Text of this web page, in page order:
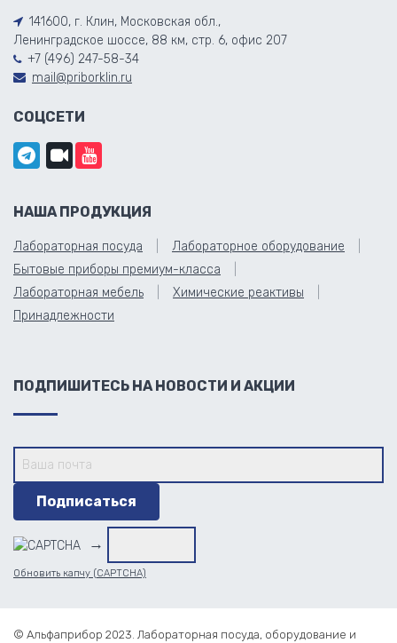
141600, г. Клин, Московская обл.,
Ленинградское шоссе, 88 км, стр. 6, офис 207
+7 (496) 247-58-34
mail@priborklin.ru
СОЦСЕТИ
НАША ПРОДУКЦИЯ
Лабораторная посуда
Лабораторное оборудование
Бытовые приборы премиум-класса
Лабораторная мебель
Химические реактивы
Принадлежности
ПОДПИШИТЕСЬ НА НОВОСТИ И АКЦИИ
→
Обновить капчу (CAPTCHA)
© Альфаприбор 2023. Лабораторная посуда, оборудование и